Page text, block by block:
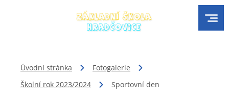
Úvodní stránka
Fotogalerie
Školní rok 2023/2024
Sportovní den